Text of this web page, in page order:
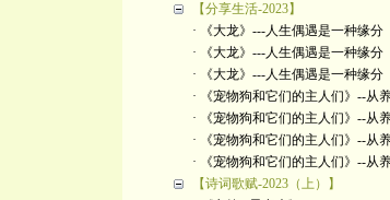
【分享生活-2023】
· 《大龙》---人生偶遇是一种缘分
· 《大龙》---人生偶遇是一种缘分
· 《大龙》---人生偶遇是一种缘分
· 《宠物狗和它们的主人们》--从
· 《宠物狗和它们的主人们》--从
· 《宠物狗和它们的主人们》--从
· 《宠物狗和它们的主人们》--从
【诗词歌赋-2023（上）】